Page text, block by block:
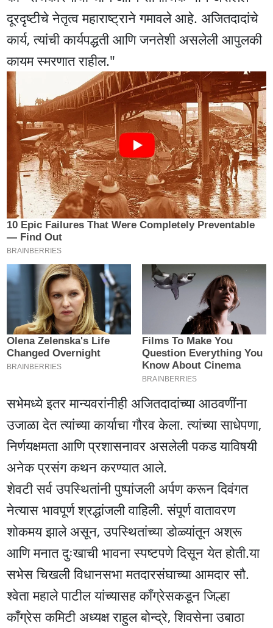
दूरदृष्टीचे नेतृत्व महाराष्ट्राने गमावले आहे. अजितदादांचे
कार्य, त्यांची कार्यपद्धती आणि जनतेशी असलेली आपुलकी
कायम स्मरणात राहील."
सभेमध्ये इतर मान्यवरांनीही अजितदादांच्या आठवणींना
उजाळा देत त्यांच्या कार्याचा गौरव केला. त्यांच्या साधेपणा,
निर्णयक्षमता आणि प्रशासनावर असलेली पकड याविषयी
अनेक प्रसंग कथन करण्यात आले.
शेवटी सर्व उपस्थितांनी पुष्पांजली अर्पण करून दिवंगत
नेत्यास भावपूर्ण श्रद्धांजली वाहिली. संपूर्ण वातावरण
शोकमय झाले असून, उपस्थितांच्या डोळ्यांतून अश्रू
आणि मनात दुःखाची भावना स्पष्टपणे दिसून येत होती.या
सभेस चिखली विधानसभा मतदारसंघाच्या आमदार सौ.
श्वेता महाले पाटील यांच्यासह काँग्रेसकडून जिल्हा
काँग्रेस कमिटी अध्यक्ष राहुल बोन्द्रे, शिवसेना उबाठा